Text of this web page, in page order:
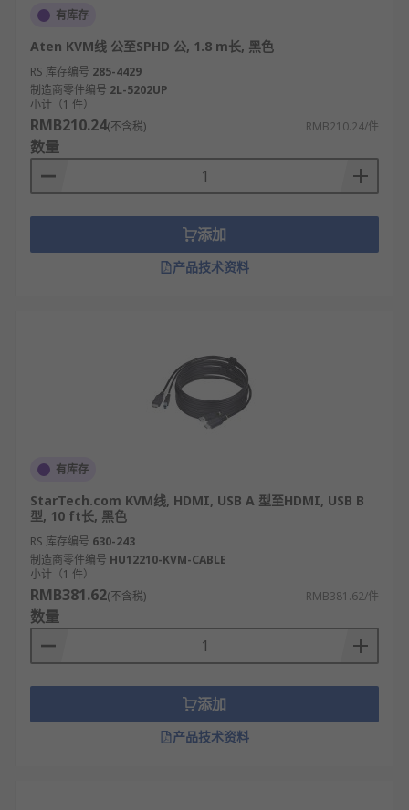
有库存
Aten KVM线 公至SPHD 公, 1.8 m长, 黑色
RS 库存编号 285-4429
制造商零件编号 2L-5202UP
小计（1 件）
RMB210.24(不含税) RMB210.24/件
数量
添加
产品技术资料
有库存
StarTech.com KVM线, HDMI, USB A 型至HDMI, USB B
型, 10 ft长, 黑色
RS 库存编号 630-243
制造商零件编号 HU12210-KVM-CABLE
小计（1 件）
RMB381.62(不含税) RMB381.62/件
数量
添加
产品技术资料